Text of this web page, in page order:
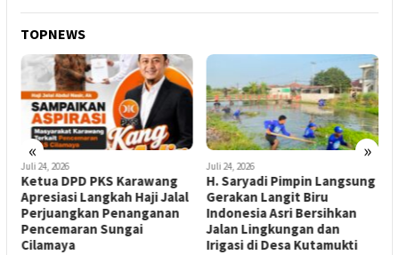
TOPNEWS
« »
Juli 24, 2026
Ketua DPD PKS Karawang
Apresiasi Langkah Haji Jalal
Perjuangkan Penanganan
Pencemaran Sungai
Cilamaya
Juli 24, 2026
H. Saryadi Pimpin Langsung
Gerakan Langit Biru
Indonesia Asri Bersihkan
Jalan Lingkungan dan
Irigasi di Desa Kutamukti